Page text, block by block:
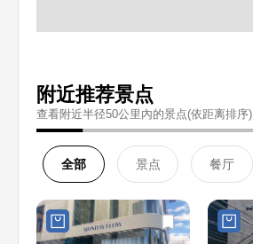
附近推荐景点
查看附近半径50公里內的景点(依距离排序)
全部 景点 餐厅